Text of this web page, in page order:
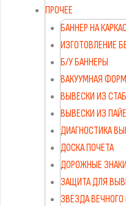
ПРОЧЕЕ
БАННЕР НА
ИЗГОТОВЛЕНИЕ
Б/У БАННЕРЫ
ВАКУУМНАЯ
ВЫВЕСКИ ИЗ
ВЫВЕСКИ ИЗ
ДИАГНОСТИКА
ДОСКА ПОЧЕТА
ДОРОЖНЫЕ ЗНАКИ
ЗАЩИТА ДЛЯ
ЗВЕЗДА ВЕЧНОГО